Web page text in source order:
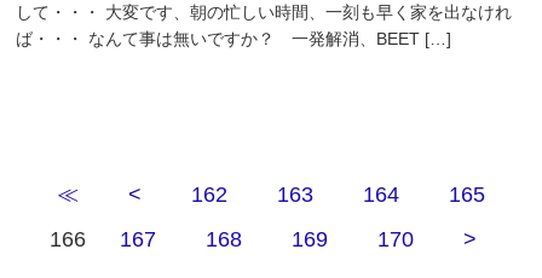
して・・・ 大変です、朝の忙しい時間、一刻も早く家を出なけれ
ば・・・ なんて事は無いですか？ 一発解消、BEET […]
≪ < 162 163 164
165
166
167 168 169 170
>